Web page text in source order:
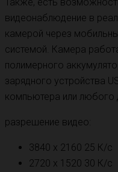
видеонаблюдение в
камерой через
системой. Камера
полимерного
зарядного устройства
компьютера или любого
разрешение видео:
3840 x 2160 25 К/с
2720 ​​x 1520 30 К/с